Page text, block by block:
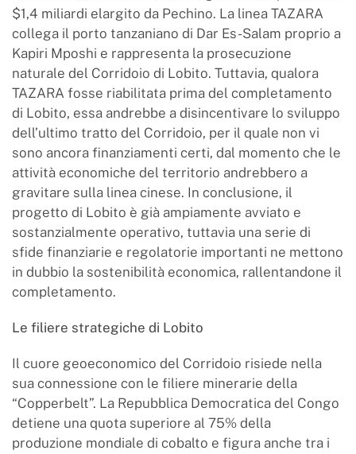
$1,4 miliardi elargito da Pechino. La linea TAZARA
collega il porto tanzaniano di Dar Es-Salam proprio a
Kapiri Mposhi e rappresenta la prosecuzione
naturale del Corridoio di Lobito. Tuttavia, qualora
TAZARA fosse riabilitata prima del completamento
di Lobito, essa andrebbe a disincentivare lo sviluppo
dell’ultimo tratto del Corridoio, per il quale non vi
sono ancora finanziamenti certi, dal momento che le
attività economiche del territorio andrebbero a
gravitare sulla linea cinese. In conclusione, il
progetto di Lobito è già ampiamente avviato e
sostanzialmente operativo, tuttavia una serie di
sfide finanziarie e regolatorie importanti ne mettono
in dubbio la sostenibilità economica, rallentandone il
completamento.
Le filiere strategiche di Lobito
Il cuore geoeconomico del Corridoio risiede nella
sua connessione con le filiere minerarie della
“Copperbelt”. La Repubblica Democratica del Congo
detiene una quota superiore al 75% della
produzione mondiale di cobalto e figura anche tra i